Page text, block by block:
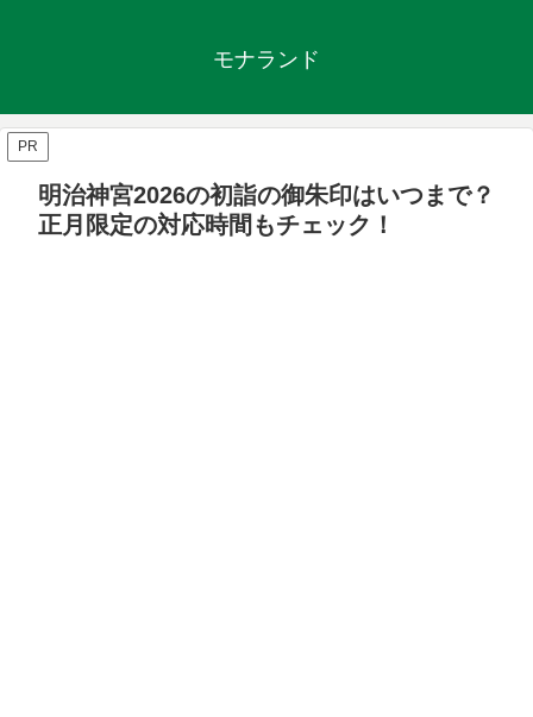
モナランド
PR
明治神宮2026の初詣の御朱印はいつまで？
正月限定の対応時間もチェック！